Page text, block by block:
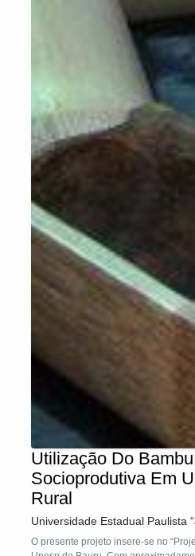
Utilização Do
Socioprodutiva Em
Rural
Universidade Estadual Paulista
O presente projeto insere-se no